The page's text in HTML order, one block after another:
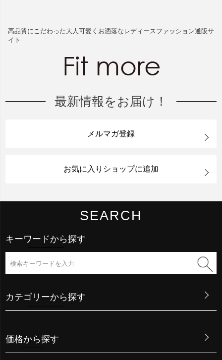
高品質にこだわった大人可愛くお洒落なレディースファッション通販サ
イト
最新情報をお届け！
メルマガ登録
お気に入りショップに追加
SEARCH
キーワードから探す
カテゴリーから探す
価格から探す